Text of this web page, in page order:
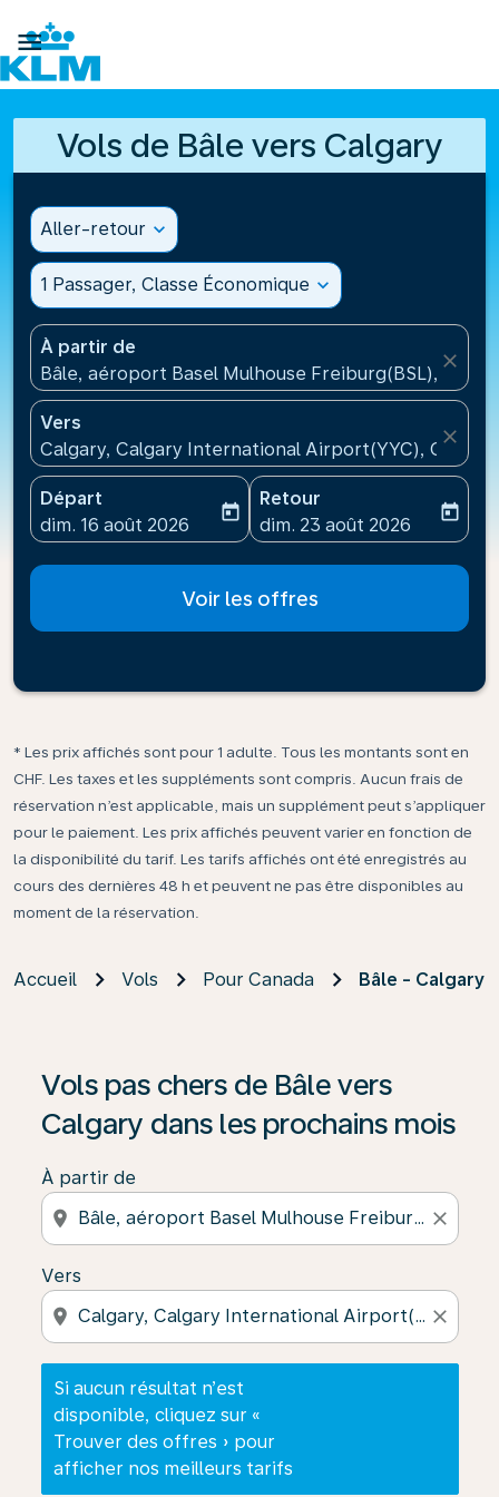

Vols de Bâle vers Calgary
Aller-retour expand_more
1 Passager, Classe Économique expand_more
À partir de
Bâle, aéroport Basel Mulhouse Freiburg(BSL), Suisse
close
Vers
Calgary, Calgary International Airport(YYC), Canada
close
Départ
fc-booking-departure-date-aria-label
dim. 16 août 2026
today
Retour
fc-booking-return-date-
dim. 23 août 2026
today
Voir les offres
* Les prix affichés sont pour 1 adulte. Tous les montants sont en
CHF. Les taxes et les suppléments sont compris. Aucun frais de
réservation n’est applicable, mais un supplément peut s’appliquer
pour le paiement. Les prix affichés peuvent varier en fonction de
la disponibilité du tarif. Les tarifs affichés ont été enregistrés au
cours des dernières 48 h et peuvent ne pas être disponibles au
moment de la réservation.
Accueil Vols Pour Canada Bâle - Calgary
Vols pas chers de Bâle vers
Calgary dans les prochains mois
À partir de
location_on close
Vers
location_on close
Si aucun résultat n’est
disponible, cliquez sur «
Trouver des offres » pour
afficher nos meilleurs tarifs
Si aucun résultat n’est disponible, cliquez sur «